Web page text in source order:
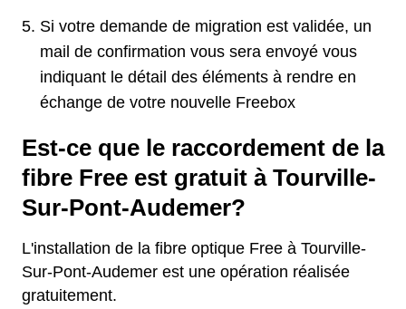
Si votre demande de migration est validée, un
mail de confirmation vous sera envoyé vous
indiquant le détail des éléments à rendre en
échange de votre nouvelle Freebox
Est-ce que le raccordement de la
fibre Free est gratuit à Tourville-
Sur-Pont-Audemer?
L'installation de la fibre optique Free à Tourville-
Sur-Pont-Audemer est une opération réalisée
gratuitement.